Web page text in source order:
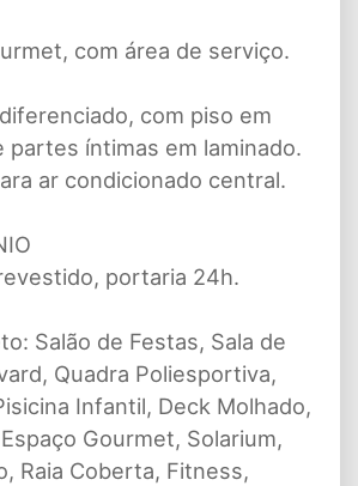
com área de serviço.
com piso em
partes íntimas em laminado.
ar condicionado central.
portaria 24h.
Salão de Festas, Sala de
Quadra Poliesportiva,
Infantil, Deck Molhado,
Gourmet, Solarium,
Raia Coberta, Fitness,